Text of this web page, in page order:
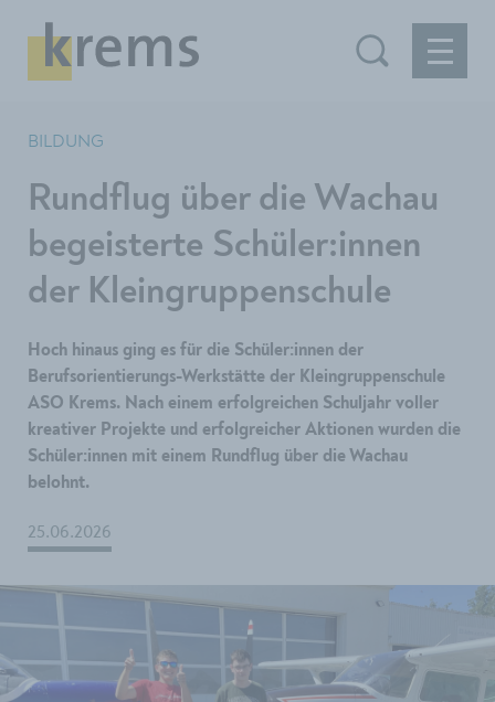
BILDUNG
Rundflug über die Wachau
begeisterte Schüler:innen
der Kleingruppenschule
Hoch hinaus ging es für die Schüler:innen der
Berufsorientierungs-Werkstätte der Kleingruppenschule
ASO Krems. Nach einem erfolgreichen Schuljahr voller
kreativer Projekte und erfolgreicher Aktionen wurden die
Schüler:innen mit einem Rundflug über die Wachau
belohnt.
25.06.2026